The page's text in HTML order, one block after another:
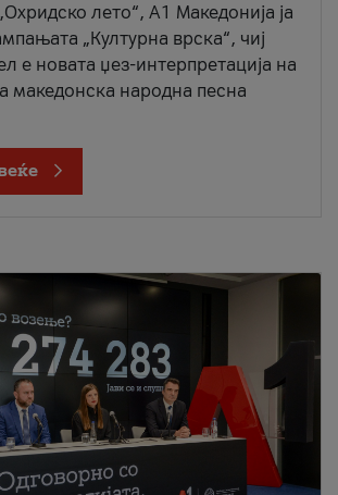
лето“, А1 Македонија ја
„Културна врска“, чиј
е новата џез-интерпретација на
македонска народна песна